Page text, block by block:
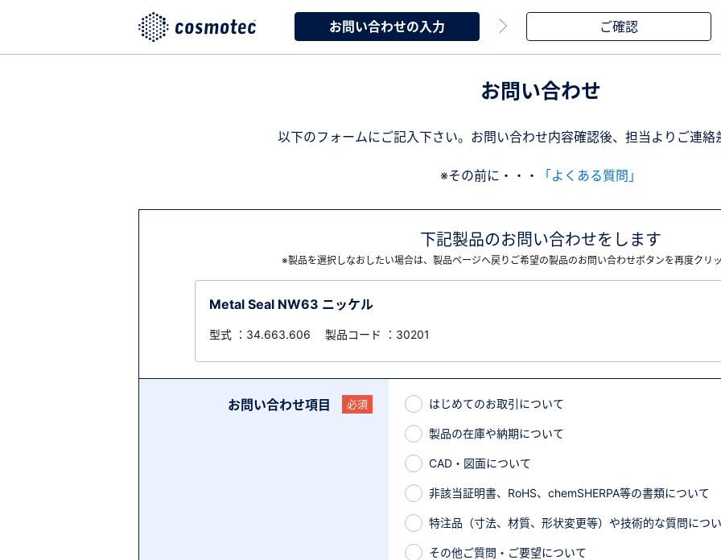
お問い合わせの入力 ご確認
お問い合わせ
以下のフォームにご記入下さい。お問い合わせ内容確認後、担当よりご連絡
※その前に・・・ 「よくある質問」
下記製品のお問い合わせをします
※製品を選択しなおしたい場合は、製品ページへ戻りご希望の製品のお問い合わせボタンを再度クリ
Metal Seal NW63 ニッケル
型式 ：34.663.606 製品コード ：30201
お問い合わせ項目 必須 はじめてのお取引について
製品の在庫や納期について
CAD・図面について
非該当証明書、RoHS、chemSHERPA等の書類について
特注品（寸法、材質、形状変更等）や技術的な質問につ
その他ご質問・ご要望について